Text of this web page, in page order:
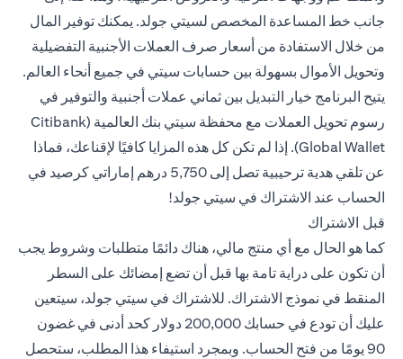
جانب خط المساعدة المخصص لسيتي جولد. يمكنك توفير المال
من خلال الاستفادة من أسعار صرف العملات الأجنبية التفضيلية
وتحويل الأموال بسهولة بين حسابات سيتي في جميع أنحاء العالم.
يتيح البرنامج خيار التبديل بين ثماني عملات أجنبية والتوفير في
رسوم تحويل العملات مع محفظة سيتي بنك العالمية (Citibank
Global Wallet). إذا لم تكن كل هذه المزايا كافيًا لإقناعك، فماذا
عن تلقي هدية ترحيبية تصل إلى 5,750 درهم إماراتي كرصيد في
الحساب عند الاشتراك في سيتي جولد!
قبل الاشتراك
كما هو الحال مع أي منتج مالي، هناك دائمًا متطلبات وشروط يجب
أن تكون على دراية تامة بها قبل أن تضع إمضائك على السطر
المنقط في نموذج الاشتراك. للاشتراك في سيتي جولد، سيتعين
عليك أن تودع في حسابك 200,000 دولار كحد أدنى في غضون
90 يومًا من فتح الحساب. وبمجرد استيفاء هذا المطلب، ستحصل